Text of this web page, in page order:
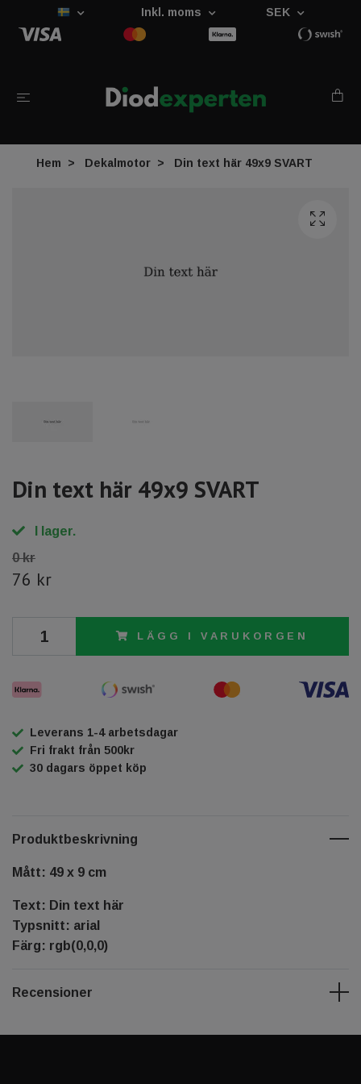
Inkl. moms SEK
Hem Dekalmotor Din text här 49x9 SVART
Din text här 49x9 SVART
I lager.
0 kr
76 kr
LÄGG I VARUKORGEN
Leverans 1-4 arbetsdagar
Fri frakt från 500kr
30 dagars öppet köp
Produktbeskrivning
Mått: 49 x 9 cm
Text: Din text här
Typsnitt: arial
Färg: rgb(0,0,0)
Recensioner